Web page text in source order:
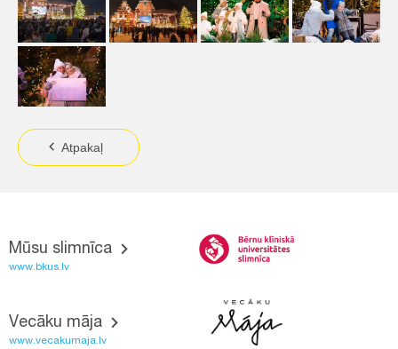
Atpakaļ
Mūsu slimnīca
www.bkus.lv
Vecāku māja
www.vecakumaja.lv